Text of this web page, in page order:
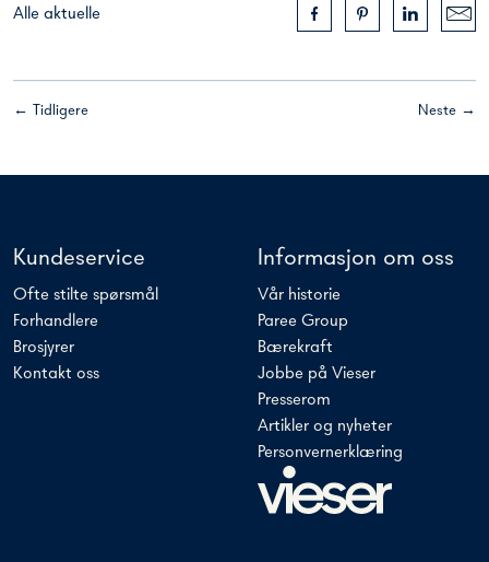
Alle aktuelle
Neste →
← Tidligere
Kundeservice
Ofte stilte spørsmål
Forhandlere
Brosjyrer
Kontakt oss
Informasjon om oss
Vår historie
Paree Group
Bærekraft
Jobbe på Vieser
Presserom
Artikler og nyheter
Personvernerklæring